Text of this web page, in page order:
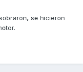
se hicieron